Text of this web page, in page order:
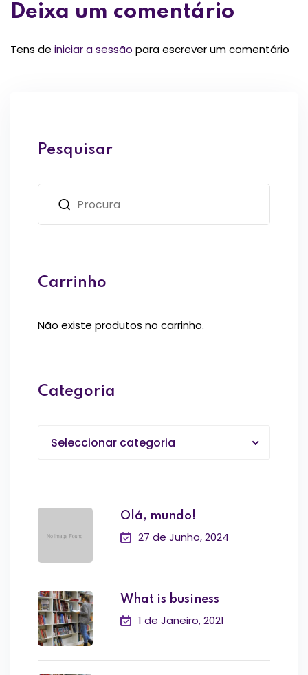
Deixa um comentário
Tens de iniciar a sessão para escrever um comentário
Pesquisar
Carrinho
Não existe produtos no carrinho.
Categoria
Seleccionar categoria
Olá, mundo!
27 de Junho, 2024
What is business
1 de Janeiro, 2021